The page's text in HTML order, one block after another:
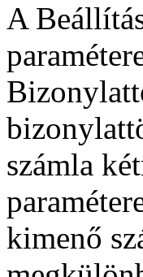
A
számla
kimenő